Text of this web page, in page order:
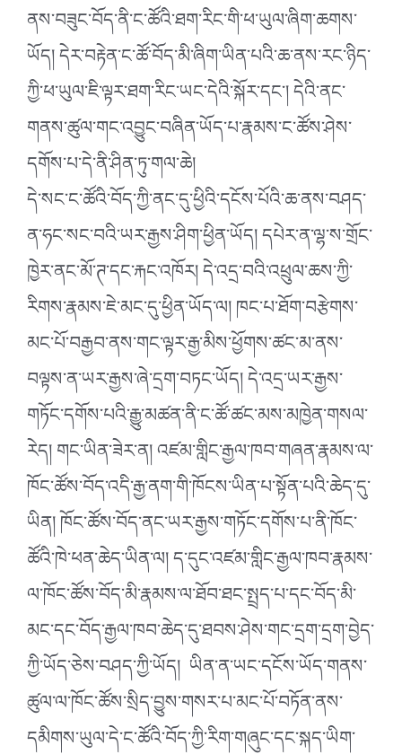
ནས་བཟུང་བོད་ནི་ང་ཚོའི་ཐག་རིང་གི་ཕ་ཡུལ་ཞིག་ཆགས་
ཡོད། དེར་བརྟེན་ང་ཚོ་བོད་མི་ཞིག་ཡིན་པའི་ཆ་ནས་རང་ཉིད་
ཀྱི་ཕ་ཡུལ་ཇི་ལྟར་ཐག་རིང་ཡང་དེའི་སྐོར་དང༌། དེའི་ནང་
གནས་ཚུལ་གང་འབྱུང་བཞིན་ཡོད་པ་རྣམས་ང་ཚོས་ཤེས་
དགོས་པ་དེ་ནི་ཤིན་ཏུ་གལ་ཆེ།
དེ་སང་ང་ཚོའི་བོད་ཀྱི་ནང་དུ་ཕྱིའི་དངོས་པོའི་ཆ་ནས་བཤད་
ན་ཧང་སང་བའི་ཡར་རྒྱས་ཤིག་ཕྱིན་ཡོད། དཔེར་ན་ལྷ་ས་གྲོང་
ཁྱེར་ནང་མོ་ཊ་དང་རྐང་འཁོར། དེ་འདྲ་བའི་འཕྲུལ་ཆས་ཀྱི་
རིགས་རྣམས་ཇེ་མང་དུ་ཕྱིན་ཡོད་ལ། ཁང་པ་ཐོག་བརྩེགས་
མང་པོ་བརྒྱབ་ནས་གང་ལྟར་རྒྱ་མིས་ཕྱོགས་ཚང་མ་ནས་
བལྟས་ན་ཡར་རྒྱས་ཞེ་དྲག་བཏང་ཡོད། དེ་འདྲ་ཡར་རྒྱས་
གཏོང་དགོས་པའི་རྒྱུ་མཚན་ནི་ང་ཚོ་ཚང་མས་མཁྱེན་གསལ་
རེད། གང་ཡིན་ཟེར་ན། འཛམ་གླིང་རྒྱལ་ཁབ་གཞན་རྣམས་ལ་
ཁོང་ཚོས་བོད་འདི་རྒྱ་ནག་གི་ཁོངས་ཡིན་པ་སྟོན་པའི་ཆེད་དུ་
ཡིན། ཁོང་ཚོས་བོད་ནང་ཡར་རྒྱས་གཏོང་དགོས་པ་ནི་ཁོང་
ཚོའི་ཁེ་ཕན་ཆེད་ཡིན་ལ། ད་དུང་འཛམ་གླིང་རྒྱལ་ཁབ་རྣམས་
ལ་ཁོང་ཚོས་བོད་མི་རྣམས་ལ་ཐོབ་ཐང་སྤྲད་པ་དང་བོད་མི་
མང་དང་བོད་རྒྱལ་ཁབ་ཆེད་དུ་ཐབས་ཤེས་གང་དྲག་དྲག་བྱེད་
ཀྱི་ཡོད་ཅེས་བཤད་ཀྱི་ཡོད། ཡིན་ན་ཡང་དངོས་ཡོད་གནས་
ཚུལ་ལ་ཁོང་ཚོས་སྲིད་བྱུས་གསར་པ་མང་པོ་བཏོན་ནས་
དམིགས་ཡུལ་དེ་ང་ཚོའི་བོད་ཀྱི་རིག་གཞུང་དང་སྐད་ཡིག་